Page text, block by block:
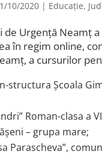
10/2020 | Educație,
Urgență Neamț a
în regim online,
a cursurilor
structura Școala
Roman-clasa a
– grupa mare;
Parascheva”,